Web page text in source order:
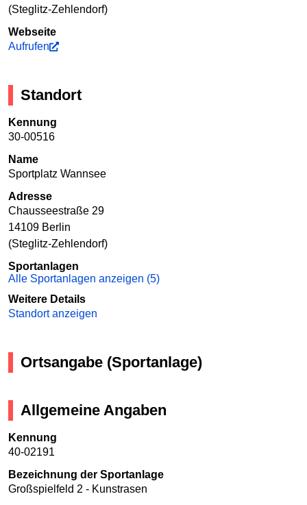
(Steglitz-Zehlendorf)
Webseite
Aufrufen
Standort
Kennung
30-00516
Name
Sportplatz Wannsee
Adresse
Chausseestraße 29
14109 Berlin
(Steglitz-Zehlendorf)
Sportanlagen
Alle Sportanlagen anzeigen (5)
Weitere Details
Standort anzeigen
Ortsangabe (Sportanlage)
Allgemeine Angaben
Kennung
40-02191
Bezeichnung der Sportanlage
Großspielfeld 2 - Kunstrasen